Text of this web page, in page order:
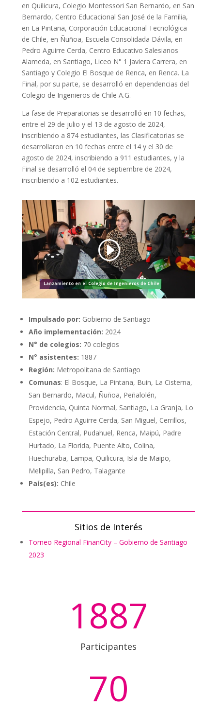
en Quilicura, Colegio Montessori San Bernardo, en San
Bernardo, Centro Educacional San José de la Familia,
en La Pintana, Corporación Educacional Tecnológica
de Chile, en Ñuñoa, Escuela Consolidada Dávila, en
Pedro Aguirre Cerda, Centro Educativo Salesianos
Alameda, en Santiago, Liceo N° 1 Javiera Carrera, en
Santiago y Colegio El Bosque de Renca, en Renca. La
Final, por su parte, se desarrolló en dependencias del
Colegio de Ingenieros de Chile A.G.
La fase de Preparatorias se desarrolló en 10 fechas,
entre el 29 de julio y el 13 de agosto de 2024,
inscribiendo a 874 estudiantes, las Clasificatorias se
desarrollaron en 10 fechas entre el 14 y el 30 de
agosto de 2024, inscribiendo a 911 estudiantes, y la
Final se desarrolló el 04 de septiembre de 2024,
inscribiendo a 102 estudiantes.
Impulsado por: Gobierno de Santiago
Año implementación: 2024
N° de colegios: 70 colegios
N° asistentes: 1887
Región: Metropolitana de Santiago
Comunas: El Bosque, La Pintana, Buin, La Cisterna,
San Bernardo, Macul, Ñuñoa, Peñalolén,
Providencia, Quinta Normal, Santiago, La Granja, Lo
Espejo, Pedro Aguirre Cerda, San Miguel, Cerrillos,
Estación Central, Pudahuel, Renca, Maipú, Padre
Hurtado, La Florida, Puente Alto, Colina,
Huechuraba, Lampa, Quilicura, Isla de Maipo,
Melipilla, San Pedro, Talagante
País(es): Chile
Sitios de Interés
Torneo Regional FinanCity – Gobierno de Santiago
2023
1887
Participantes
70